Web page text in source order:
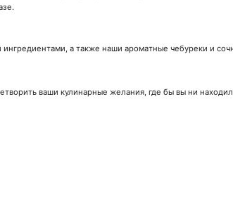
а также наши ароматные чебуреки и
ваши кулинарные желания, где бы вы ни